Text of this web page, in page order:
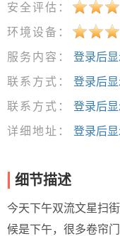
安全评估：
环境设备：
服务内容：
登录后
联系方式：
登录后
联系方式：
登录后
详细地址：
登录后
细节描述
今天下午双流文星扫
候是下午，很多卷帘